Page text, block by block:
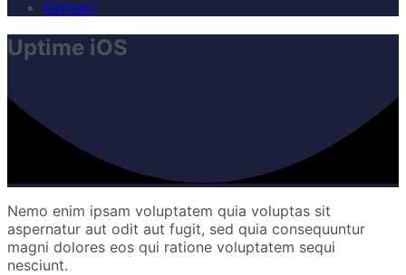
Kontakt
Uptime iOS
Nemo enim ipsam voluptatem quia voluptas sit
aspernatur aut odit aut fugit, sed quia consequuntur
magni dolores eos qui ratione voluptatem sequi
nesciunt.